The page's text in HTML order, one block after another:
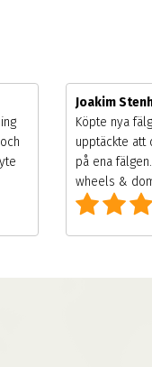
Joakim
Köpte nya
upptäckte att
på ena
wheels &